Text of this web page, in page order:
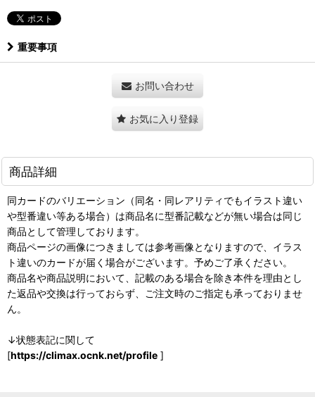
重要事項
お問い合わせ
お気に入り登録
商品詳細
同カードのバリエーション（同名・同レアリティでもイラスト違い
や型番違い等ある場合）は商品名に型番記載などが無い場合は同じ
商品として管理しております。
商品ページの画像につきましては参考画像となりますので、イラス
ト違いのカードが届く場合がございます。予めご了承ください。
商品名や商品説明において、記載のある場合を除き本件を理由とし
た返品や交換は行っておらず、ご注文時のご指定も承っておりませ
ん。
↓状態表記に関して
[https://climax.ocnk.net/profile ]